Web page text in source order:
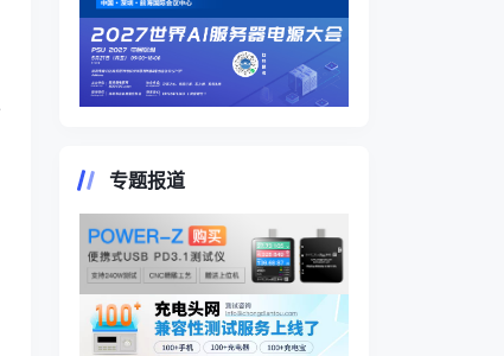
专题报道